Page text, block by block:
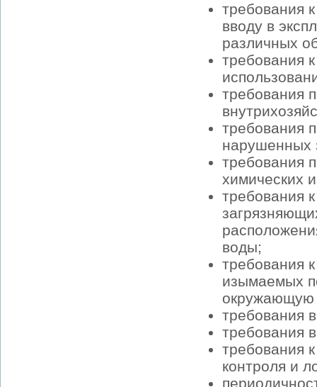
требования
вводу в
различных
требования
требования
требования
нарушенных
требования
химических
требования
воды;
требования
изымаемых
окружающую
требования
требования
требования
контроля и